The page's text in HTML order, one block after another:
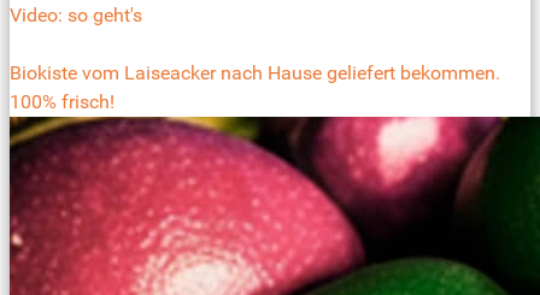
Video: so geht's
Biokiste vom Laiseacker nach Hause geliefert bekommen.
100% frisch!